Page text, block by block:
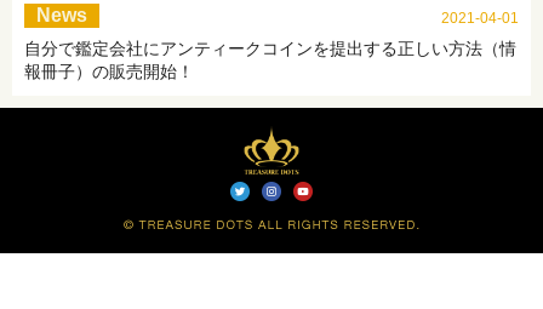
News 2021-04-01
自分で鑑定会社にアンティークコインを提出する正しい方法（情
報冊子）の販売開始！